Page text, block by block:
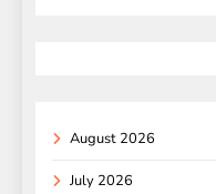
August 2026
July 2026